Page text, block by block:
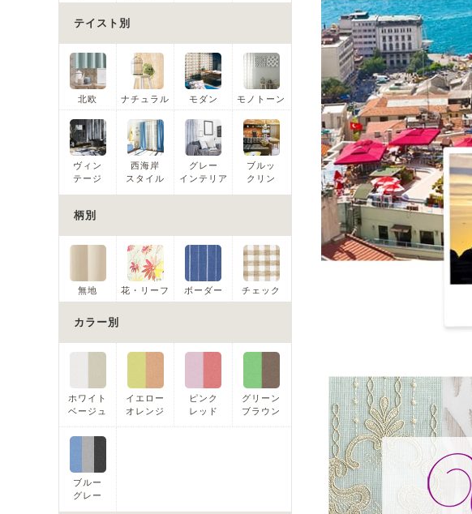
テイスト別
北欧 ナチュラル モダン モノトーン
ヴィン
テージ
西海岸
スタイル
グレー
インテリア
ブルッ
クリン
柄別
無地 花・リーフ ボーダー チェック
カラー別
ホワイト
ベージュ
イエロー
オレンジ
ピンク
レッド
グリーン
ブラウン
ブルー
グレー